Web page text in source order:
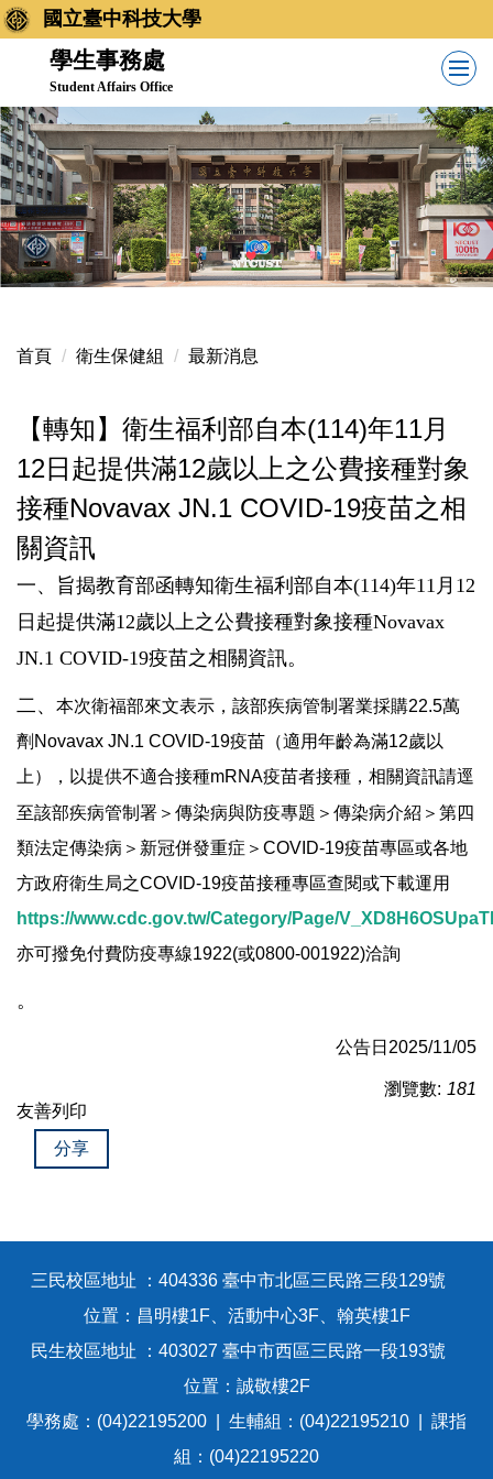
跳
到
內
容
區
國立臺中科技大學
學生事務處
Student Affairs Office
首頁 衛生保健組 最新消息
【轉知】衛生福利部自本(114)年11月
12日起提供滿12歲以上之公費接種對象
接種Novavax JN.1 COVID-19疫苗之相
關資訊
一、 旨揭教育部函轉知衛生福利部自本(114)年11月12
日起提供滿12歲以上之公費接種對象接種Novavax
JN.1 COVID-19疫苗之相關資訊。
二、 本次衛福部來文表示，該部疾病管制署業採購22.5萬
劑Novavax JN.1 COVID-19疫苗（適用年齡為滿12歲以
上），以提供不適合接種mRNA疫苗者接種，相關資訊請逕
至該部疾病管制署＞傳染病與防疫專題＞傳染病介紹＞第四
類法定傳染病＞新冠併發重症＞COVID-19疫苗專區或各地
方政府衛生局之COVID-19疫苗接種專區查閱或下載運用
https://www.cdc.gov.tw/Category/Page/
亦可撥免付費防疫專線1922(或0800-001922)洽詢
。
公告日2025/11/05
瀏覽數: 181
友善列印
分享
三民校區地址 ：404336 臺中市北區三民路三段129號
位置：昌明樓1F、活動中心3F、翰英樓1F
民生校區地址 ：403027 臺中市西區三民路一段193號
位置：誠敬樓2F
學務處：(04)22195200 | 生輔組：(04)22195210 | 課指
組：(04)22195220